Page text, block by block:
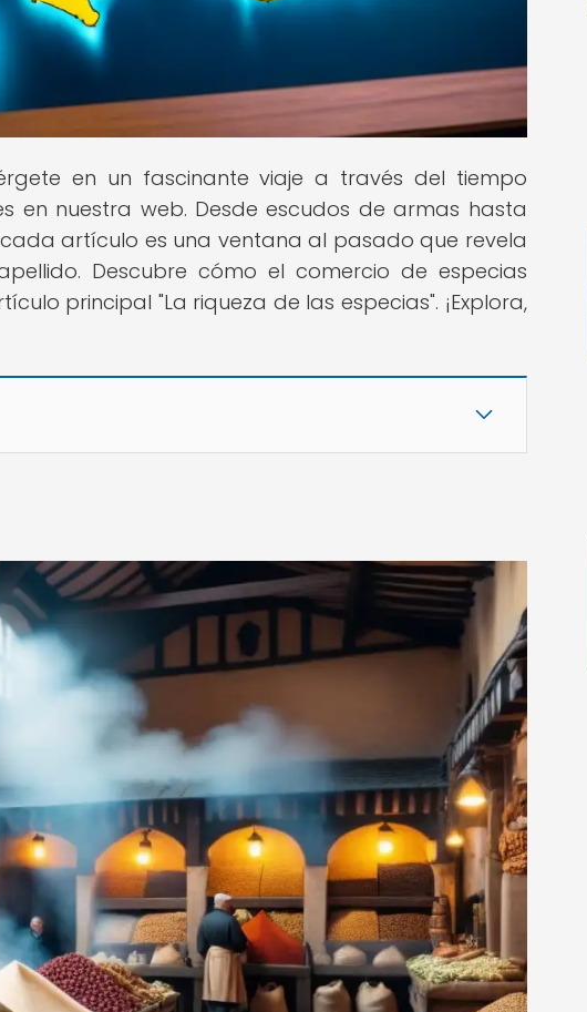
en un fascinante viaje a través del tiempo
en nuestra web. Desde escudos de armas hasta
artículo es una ventana al pasado que revela
Descubre cómo el comercio de especias
principal "La riqueza de las especias". ¡Explora,